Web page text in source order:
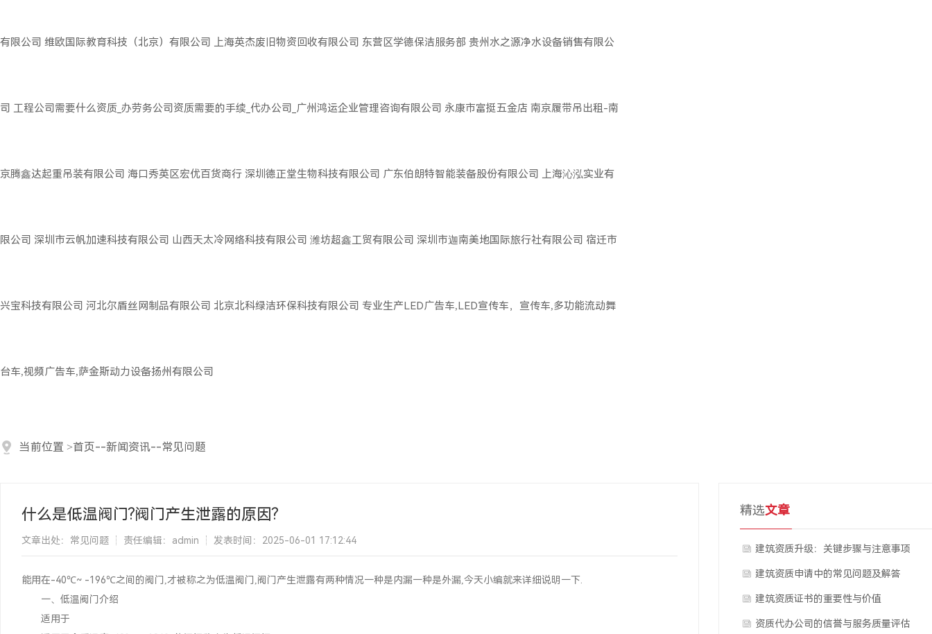
有限公司 维欧国际教育科技（北京）有限公司 上海英杰废旧物资回收有限公司 东营区学德保洁服务部 贵州水之源净水设备销售有限公
司 工程公司需要什么资质_办劳务公司资质需要的手续_代办公司_广州鸿运企业管理咨询有限公司 永康市富挺五金店 南京履带吊出租-南
京腾鑫达起重吊装有限公司 海口秀英区宏优百货商行 深圳德正堂生物科技有限公司 广东伯朗特智能装备股份有限公司 上海沁泓实业有
限公司 深圳市云帆加速科技有限公司 山西天太冷网络科技有限公司 潍坊超鑫工贸有限公司 深圳市迦南美地国际旅行社有限公司 宿迁市
兴宝科技有限公司 河北尔盾丝网制品有限公司 北京北科绿洁环保科技有限公司 专业生产LED广告车,LED宣传车，宣传车,多功能流动舞
台车,视频广告车,萨金斯动力设备扬州有限公司
当前位置 >首页--新闻资讯--常见问题
什么是低温阀门?阀门产生泄露的原因?
文章出处：常见问题 责任编辑：admin 发表时间：2025-06-01 17:12:44
能用在-40℃~ -196℃之间的阀门,才被称之为低温阀门,阀门产生泄露有两种情况一种是内漏一种是外漏,今天小编就来详细说明一下.
一、低温阀门介绍
适用于
精选文章
建筑资质升级：关键步骤与注意事项
建筑资质申请中的常见问题及解答
建筑资质证书的重要性与价值
资质代办公司的信誉与服务质量评估